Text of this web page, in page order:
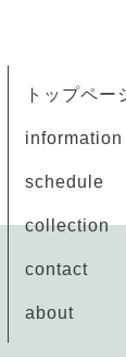
トップペー
information
schedule
collection
contact
about